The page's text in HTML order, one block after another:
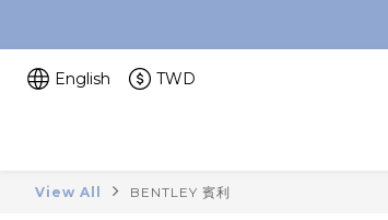
English TWD
View All BENTLEY 賓利